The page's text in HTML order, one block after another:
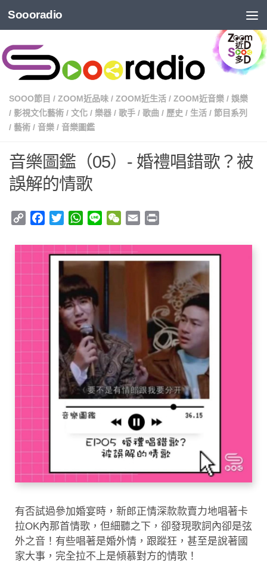
Soooradio
SOOO節目 / ZOOM近品味 / ZOOM近生活 / ZOOM近音樂 / 娛樂
/ 影視文化藝術 / 文化 / 樂器 / 歌手 / 歌曲 / 歷史 / 生活 / 節目系列
/ 藝術 / 音樂 / 音樂圖鑑
音樂圖鑑（05）- 婚禮唱錯歌？被
誤解的情歌
Copy
Facebook
TwitterWhatsApp
Line WeChat
Email
有否試過參加婚宴時，新郎正情深款款賣力地唱著卡
拉OK內那首情歌，但細聽之下，卻發現歌詞內卻是弦
外之音！有些唱著是婚外情，跟蹤狂，甚至是說著國
家大事，完全拉不上是傾慕對方的情歌！